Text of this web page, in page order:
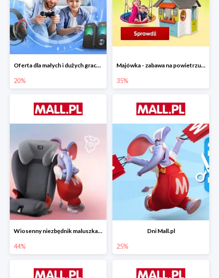
Oferta dla małych i dużych graczy w Mall.pl do -20%
20%
Majówka - zabawa na powietrzu do -35%
35%
Wiosenny niezbędnik maluszka do -44% taniej
44%
Dni Mall.pl
25%